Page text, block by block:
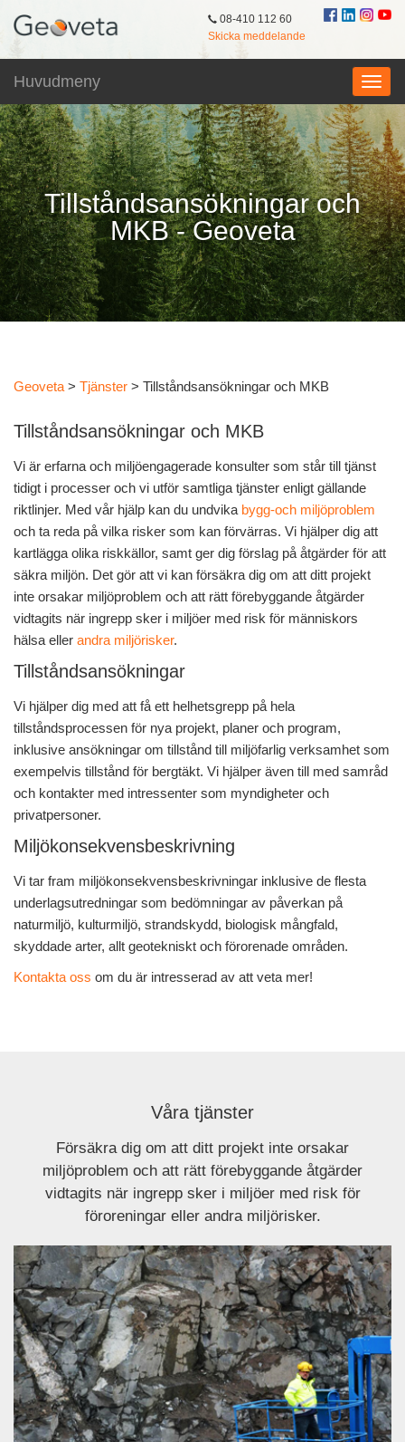
08-410 112 60
Skicka meddelande
Huvudmeny
Tillståndsansökningar och
MKB - Geoveta
Geoveta > Tjänster > Tillståndsansökningar och MKB
Tillståndsansökningar och MKB
Vi är erfarna och miljöengagerade konsulter som står till tjänst
tidigt i processer och vi utför samtliga tjänster enligt gällande
riktlinjer. Med vår hjälp kan du undvika bygg-och miljöproblem
och ta reda på vilka risker som kan förvärras. Vi hjälper dig att
kartlägga olika riskkällor, samt ger dig förslag på åtgärder för att
säkra miljön. Det gör att vi kan försäkra dig om att ditt projekt
inte orsakar miljöproblem och att rätt förebyggande åtgärder
vidtagits när ingrepp sker i miljöer med risk för människors
hälsa eller andra miljörisker.
Tillståndsansökningar
Vi hjälper dig med att få ett helhetsgrepp på hela
tillståndsprocessen för nya projekt, planer och program,
inklusive ansökningar om tillstånd till miljöfarlig verksamhet som
exempelvis tillstånd för bergtäkt. Vi hjälper även till med samråd
och kontakter med intressenter som myndigheter och
privatpersoner.
Miljökonsekvensbeskrivning
Vi tar fram miljökonsekvensbeskrivningar inklusive de flesta
underlagsutredningar som bedömningar av påverkan på
naturmiljö, kulturmiljö, strandskydd, biologisk mångfald,
skyddade arter, allt geotekniskt och förorenade områden.
Kontakta oss om du är intresserad av att veta mer!
Våra tjänster
Försäkra dig om att ditt projekt inte orsakar
miljöproblem och att rätt förebyggande åtgärder
vidtagits när ingrepp sker i miljöer med risk för
föroreningar eller andra miljörisker.